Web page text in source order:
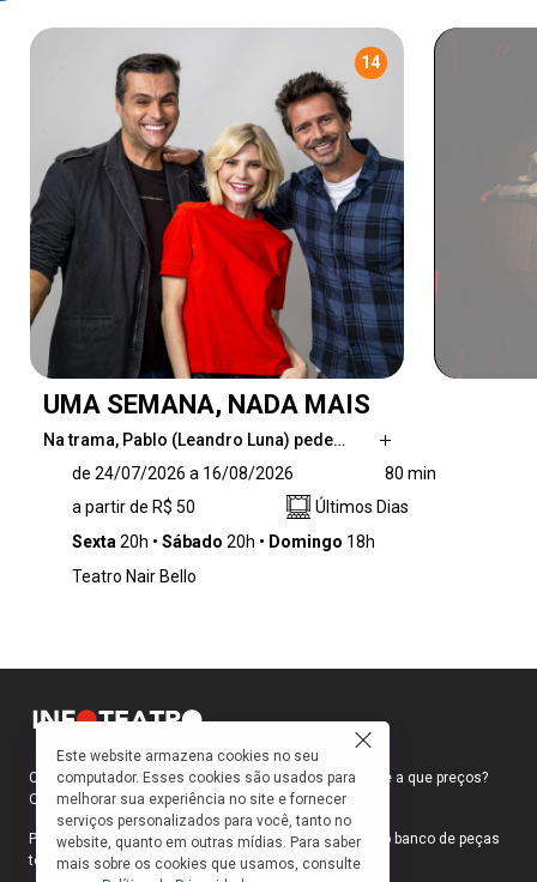
14
UMA SEMANA, NADA MAIS
Na trama, Pablo (Leandro Luna) pede…
melhor amigo Martín (Beto Schultz) que vá
morar com ele e sua namorada Sofía
(Julianne Trevisol). O objetivo é claro:
do namoro. O plano se estende por uma
relacionamentos afetivos contemporâneos,
por meio do humor. A encenação aposta no
riso como meio de provocar reflexão sobre o
modo como construímos – e desmontamos –
nossas relações interpessoais.
de 24/07/2026 a 16/08/2026
80 min
a partir de R$ 50
Últimos Dias
Sexta 20h Sábado 20h Domingo 18h
Teatro Nair Bello
Como faço para ir ao teatro? Onde compro ingressos e a que preços?
Quais peças estão em cartaz?
Para responder a essas e outras perguntas, criamos o banco de peças
teatrais do INFOTEATRO.
Este website armazena cookies no seu
computador. Esses cookies são usados para
melhorar sua experiência no site e fornecer
serviços personalizados para você, tanto no
website, quanto em outras mídias. Para saber
mais sobre os cookies que usamos, consulte